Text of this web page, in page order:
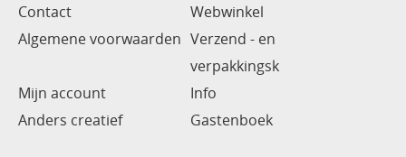
Contact
Webwinkel
Algemene voorwaarden Verzend - en
verpakkingsk
Mijn account
Info
Anders creatief
Gastenboek